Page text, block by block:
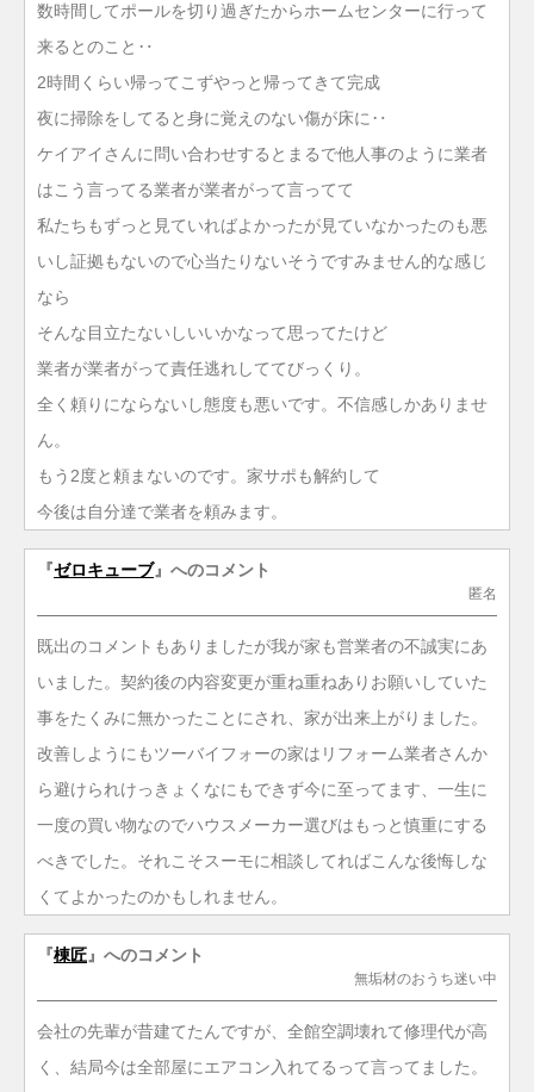
数時間してポールを切り過ぎたからホームセンターに行って
来るとのこと‥
2時間くらい帰ってこずやっと帰ってきて完成
夜に掃除をしてると身に覚えのない傷が床に‥
ケイアイさんに問い合わせするとまるで他人事のように業者
はこう言ってる業者が業者がって言ってて
私たちもずっと見ていればよかったが見ていなかったのも悪
いし証拠もないので心当たりないそうですみません的な感じ
なら
そんな目立たないしいいかなって思ってたけど
業者が業者がって責任逃れしててびっくり。
全く頼りにならないし態度も悪いです。不信感しかありませ
ん。
もう2度と頼まないのです。家サポも解約して
今後は自分達で業者を頼みます。
『ゼロキューブ』へのコメント
匿名
既出のコメントもありましたが我が家も営業者の不誠実にあ
いました。契約後の内容変更が重ね重ねありお願いしていた
事をたくみに無かったことにされ、家が出来上がりました。
改善しようにもツーバイフォーの家はリフォーム業者さんか
ら避けられけっきょくなにもできず今に至ってます、一生に
一度の買い物なのでハウスメーカー選びはもっと慎重にする
べきでした。それこそスーモに相談してればこんな後悔しな
くてよかったのかもしれません。
『棟匠』へのコメント
無垢材のおうち迷い中
会社の先輩が昔建てたんですが、全館空調壊れて修理代が高
く、結局今は全部屋にエアコン入れてるって言ってました。